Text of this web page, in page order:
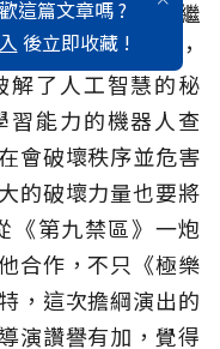
這篇文章嗎 ?
後立即收藏 !
演尼爾布洛坎普繼
後的第3部作品，
解了人工智慧的秘
習能力的機器人查
會破壞秩序並危害
的破壞力量也要將
《第九禁區》一炮
合作，不只《極樂
，這次擔綱演出的
演讚譽有加，覺得